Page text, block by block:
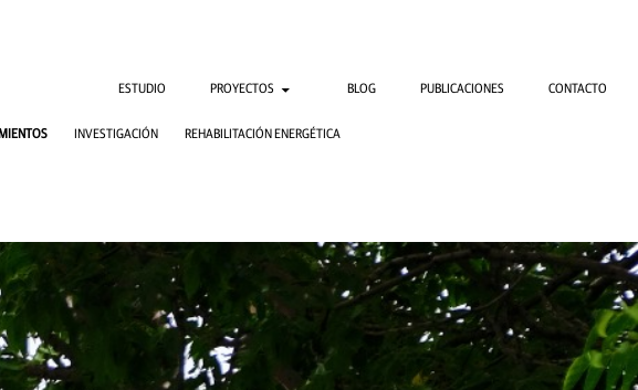
ESTUDIO
PROYECTOS
INVESTIGACIÓN REHABILITACIÓN ENERGÉTICA
BLOG PUBLICACIONES CONTACTO